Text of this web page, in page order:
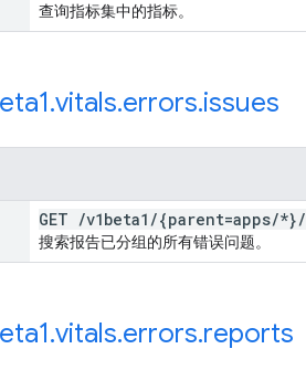
查询指标集中的指标。
.vitals.errors.issues
GET /v1beta1 /{parent=apps/*}/
搜索报告已分组的所有错误问题。
.vitals.errors.reports